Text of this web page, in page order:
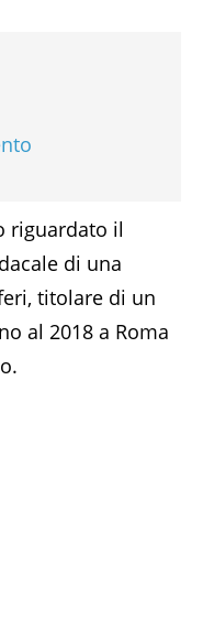
riguardato il
di una
titolare di un
al 2018 a Roma